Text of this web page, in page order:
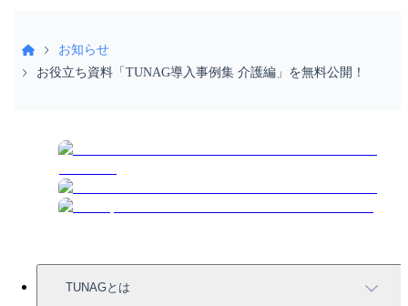
お知らせ
お役立ち資料「TUNAG導入事例集 介護編」を無料公開！
TUNAGとは